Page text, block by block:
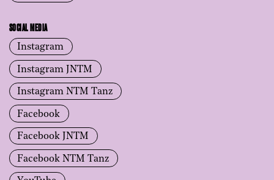
SOCIAL MEDIA
Instagram
Instagram JNTM
Instagram NTM Tanz
Facebook
Facebook JNTM
Facebook NTM Tanz